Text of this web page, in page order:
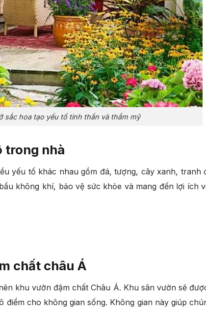
sắc hoa tạo yếu tố tinh thần và thẩm mỹ
trong nhà
yếu tố khác nhau gồm đá, tượng, cây xanh,
không khí, bảo vệ sức khỏe và mang đến lợi ích
chất châu Á
khu vườn đậm chất Châu Á. Khu sân vườn sẽ
cho không gian sống. Không gian này giúp